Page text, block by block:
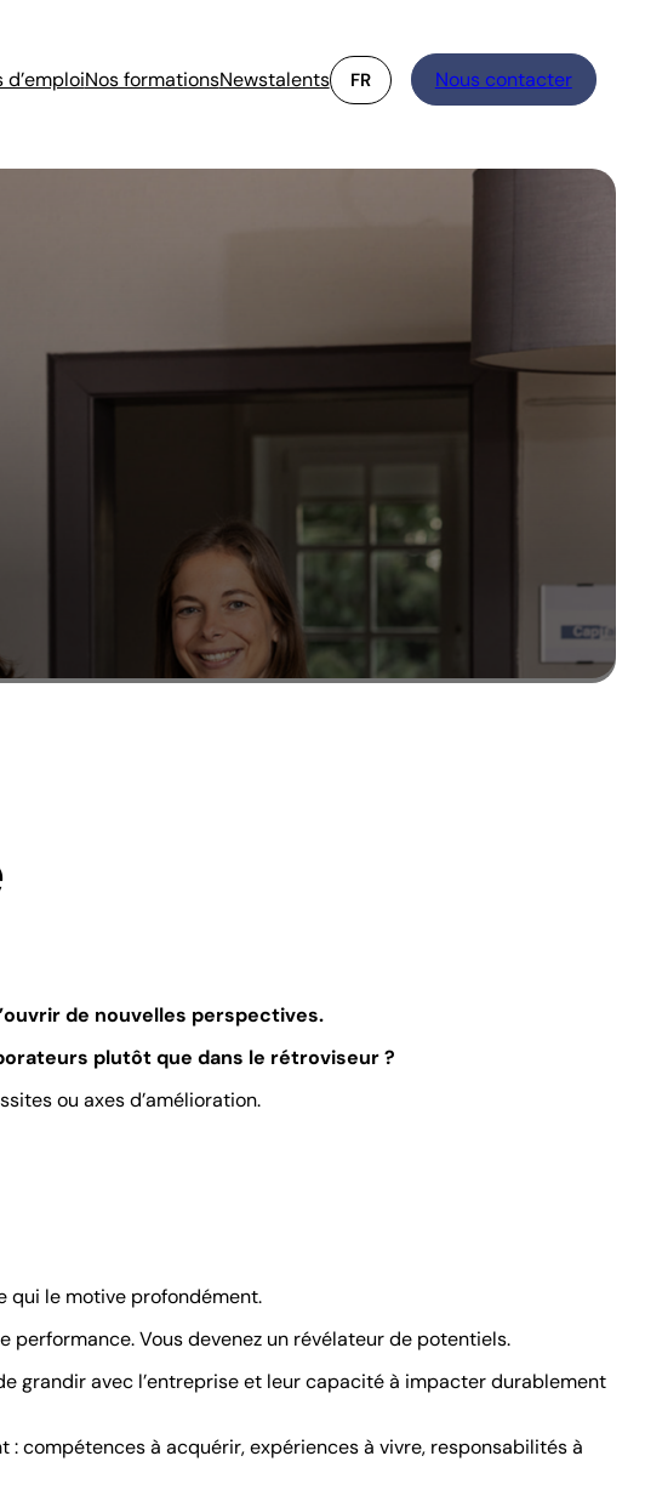
d’emploiNos formationsNewstalents FR Nous contacter
de nouvelles perspectives.
plutôt que dans le rétroviseur ?
ou axes d’amélioration.
qui le motive profondément.
performance. Vous devenez un révélateur de potentiels.
grandir avec l’entreprise et leur capacité à impacter durablement
compétences à acquérir, expériences à vivre, responsabilités à